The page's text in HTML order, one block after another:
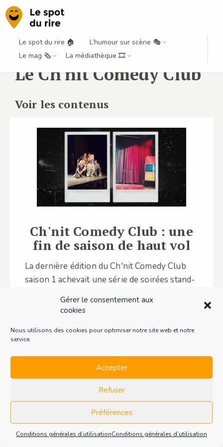
Gérer le consentement aux
cookies
Nous utilisons des cookies pour optimiser notre site web et notre
service.
Accepter
Refuser
Préférences
Conditions générales d’utilisationConditions générales d’utilisation
Le spot du rire 🏠
L’humour sur scène 🎭
Le mag 🗞️
La médiathèque 🎞️
Le Ch'nit Comedy Club
Voir les contenus
Ch'nit Comedy Club : une
fin de saison de haut vol
La dernière édition du Ch'nit Comedy Club
saison 1 achevait une série de soirées stand-
up francophones de haut vol à…